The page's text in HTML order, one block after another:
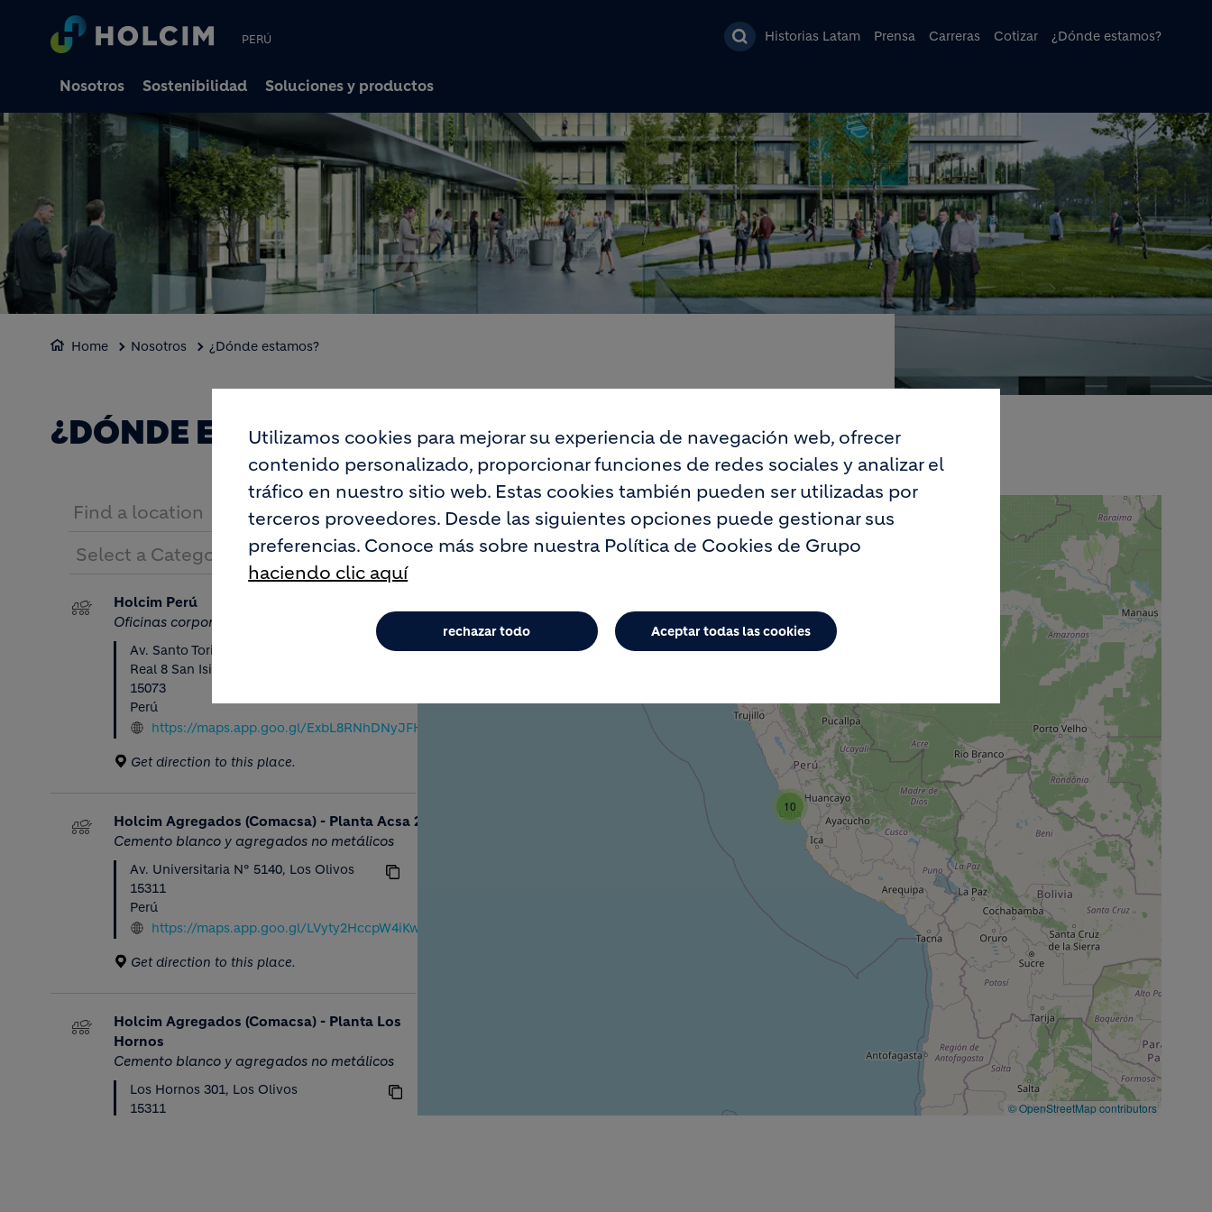
Pasar al contenido principal
PERÚ Historias Latam Prensa Carreras Cotizar ¿Dónde estamos?
Nosotros Sostenibilidad Soluciones y productos
Home Nosotros ¿Dónde estamos?
¿DÓNDE ESTAMOS?
Holcim Perú
Oficinas corporativas
Av. Santo Toribio 173 y Vía Central 125. Edificio
Real 8 San Isidro, oficina 301
15073
Perú
https://maps.app.goo.gl/ExbL8RNhDNyJFHBLA
Get direction to this place.
Holcim Agregados (Comacsa) - Planta Acsa 2
Cemento blanco y agregados no metálicos
Av. Universitaria N° 5140, Los Olivos
15311
Perú
https://maps.app.goo.gl/LVyty2HccpW4iKwo7
Get direction to this place.
Holcim Agregados (Comacsa) - Planta Los
Hornos
Cemento blanco y agregados no metálicos
Los Hornos 301, Los Olivos
15311
10
−
© OpenStreetMapcontributors
Utilizamos cookies para mejorar su experiencia de navegación web, ofrecer
contenido personalizado, proporcionar funciones de redes sociales y analizar el
tráfico en nuestro sitio web. Estas cookies también pueden ser utilizadas por
terceros proveedores. Desde las siguientes opciones puede gestionar sus
preferencias. Conoce más sobre nuestra Política de Cookies de Grupo
haciendo clic aquí
Aceptar todas las cookies
rechazar todo